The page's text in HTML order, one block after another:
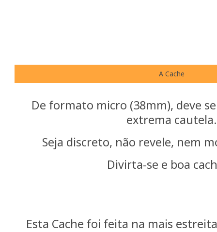
A Cache
De formato micro (38mm), deve
extrema cautela.
Seja discreto, não revele, nem
Divirta-se e boa
Esta Cache foi feita na mais